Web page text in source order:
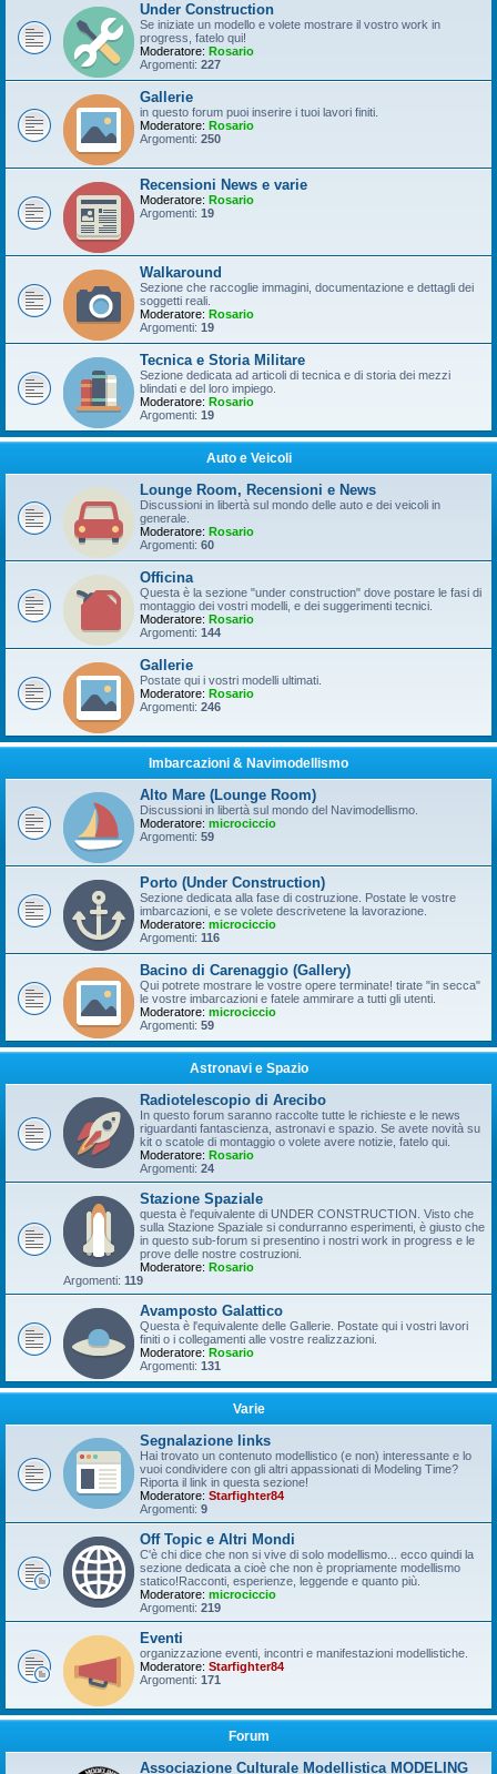
Under Construction
Se iniziate un modello e volete mostrare il vostro work in
progress, fatelo qui!
Moderatore: Rosario
Argomenti: 227
Gallerie
in questo forum puoi inserire i tuoi lavori finiti.
Moderatore: Rosario
Argomenti: 250
Recensioni News e varie
Moderatore: Rosario
Argomenti: 19
Walkaround
Sezione che raccoglie immagini, documentazione e dettagli dei
soggetti reali.
Moderatore: Rosario
Argomenti: 19
Tecnica e Storia Militare
Sezione dedicata ad articoli di tecnica e di storia dei mezzi
blindati e del loro impiego.
Moderatore: Rosario
Argomenti: 19
Auto e Veicoli
Lounge Room, Recensioni e News
Discussioni in libertà sul mondo delle auto e dei veicoli in
generale.
Moderatore: Rosario
Argomenti: 60
Officina
Questa è la sezione "under construction" dove postare le fasi di
montaggio dei vostri modelli, e dei suggerimenti tecnici.
Moderatore: Rosario
Argomenti: 144
Gallerie
Postate qui i vostri modelli ultimati.
Moderatore: Rosario
Argomenti: 246
Imbarcazioni & Navimodellismo
Alto Mare (Lounge Room)
Discussioni in libertà sul mondo del Navimodellismo.
Moderatore: microciccio
Argomenti: 59
Porto (Under Construction)
Sezione dedicata alla fase di costruzione. Postate le vostre
imbarcazioni, e se volete descrivetene la lavorazione.
Moderatore: microciccio
Argomenti: 116
Bacino di Carenaggio (Gallery)
Qui potrete mostrare le vostre opere terminate! tirate "in secca"
le vostre imbarcazioni e fatele ammirare a tutti gli utenti.
Moderatore: microciccio
Argomenti: 59
Astronavi e Spazio
Radiotelescopio di Arecibo
In questo forum saranno raccolte tutte le richieste e le news
riguardanti fantascienza, astronavi e spazio. Se avete novità su
kit o scatole di montaggio o volete avere notizie, fatelo qui.
Moderatore: Rosario
Argomenti: 24
Stazione Spaziale
questa è l'equivalente di UNDER CONSTRUCTION. Visto che
sulla Stazione Spaziale si condurranno esperimenti, è giusto che
in questo sub-forum si presentino i nostri work in progress e le
prove delle nostre costruzioni.
Moderatore: Rosario
Argomenti: 119
Avamposto Galattico
Questa è l'equivalente delle Gallerie. Postate qui i vostri lavori
finiti o i collegamenti alle vostre realizzazioni.
Moderatore: Rosario
Argomenti: 131
Varie
Segnalazione links
Hai trovato un contenuto modellistico (e non) interessante e lo
vuoi condividere con gli altri appassionati di Modeling Time?
Riporta il link in questa sezione!
Moderatore: Starfighter84
Argomenti: 9
Off Topic e Altri Mondi
C'è chi dice che non si vive di solo modellismo... ecco quindi la
sezione dedicata a cioè che non è propriamente modellismo
statico!Racconti, esperienze, leggende e quanto più.
Moderatore: microciccio
Argomenti: 219
Eventi
organizzazione eventi, incontri e manifestazioni modellistiche.
Moderatore: Starfighter84
Argomenti: 171
Forum
Associazione Culturale Modellistica MODELING